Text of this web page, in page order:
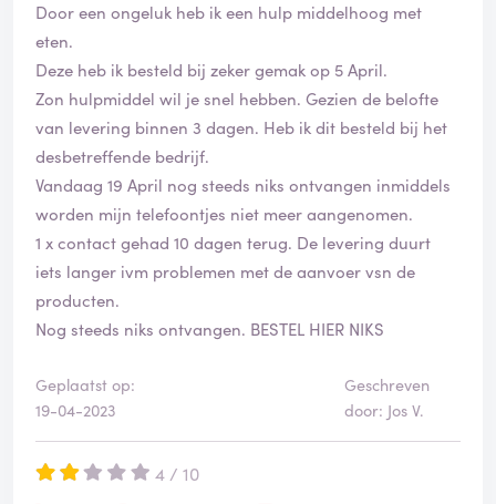
Door een ongeluk heb ik een hulp middelhoog met
eten.
Deze heb ik besteld bij zeker gemak op 5 April.
Zon hulpmiddel wil je snel hebben. Gezien de belofte
van levering binnen 3 dagen. Heb ik dit besteld bij het
desbetreffende bedrijf.
Vandaag 19 April nog steeds niks ontvangen inmiddels
worden mijn telefoontjes niet meer aangenomen.
1 x contact gehad 10 dagen terug. De levering duurt
iets langer ivm problemen met de aanvoer vsn de
producten.
Nog steeds niks ontvangen. BESTEL HIER NIKS
Geplaatst op:
19-04-2023
Geschreven
door: Jos V.
4 / 10